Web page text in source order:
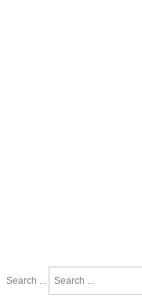
Search ...